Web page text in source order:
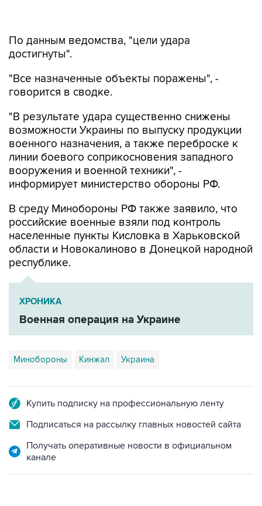
"Все назначенные объекты поражены", -
"В результате удара существенно снижены
военного назначения, а также переброске к
линии боевого соприкосновения западного
вооружения и военной техники", -
информирует министерство обороны РФ.
В среду Минобороны РФ также заявило, что
населенные пункты Кисловка в Харьковской
области и Новокалиново в Донецкой народной
республике.
ХРОНИКА
Военная операция на Украине
Минобороны Кинжал Украина
Подписаться на рассылку главных новостей сайта
Получать оперативные новости в официальном